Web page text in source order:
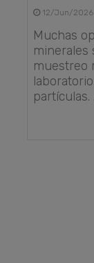
12/Jun/2026
Muchas
minerales
muestreo
partículas.